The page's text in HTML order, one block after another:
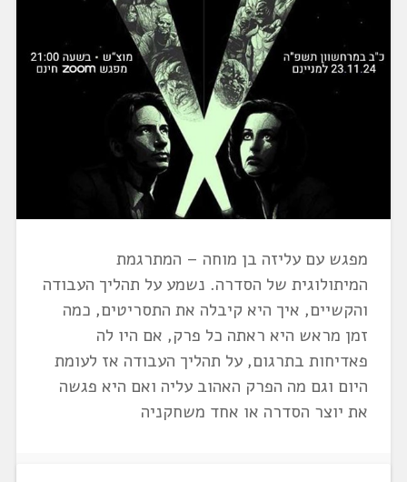
מפגש עם עליזה בן מוחה – המתרגמת
המיתולוגית של הסדרה. נשמע על תהליך העבודה
והקשיים, איך היא קיבלה את התסריטים, כמה
זמן מראש היא ראתה כל פרק, אם היו לה
פאדיחות בתרגום, על תהליך העבודה אז לעומת
היום וגם מה הפרק האהוב עליה ואם היא פגשה
את יוצר הסדרה או אחד משחקניה